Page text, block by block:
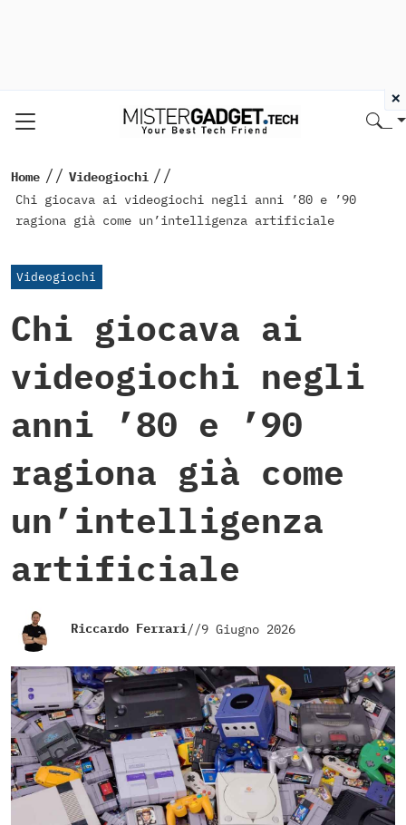
Home // Videogiochi //
Chi giocava ai videogiochi negli anni ’80 e ’90
ragiona già come un’intelligenza artificiale
Videogiochi
Chi giocava ai
videogiochi negli
anni ’80 e ’90
ragiona già come
un’intelligenza
artificiale
Riccardo Ferrari//9 Giugno 2026
×